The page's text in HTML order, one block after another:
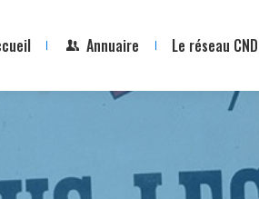
Annuaire Le réseau